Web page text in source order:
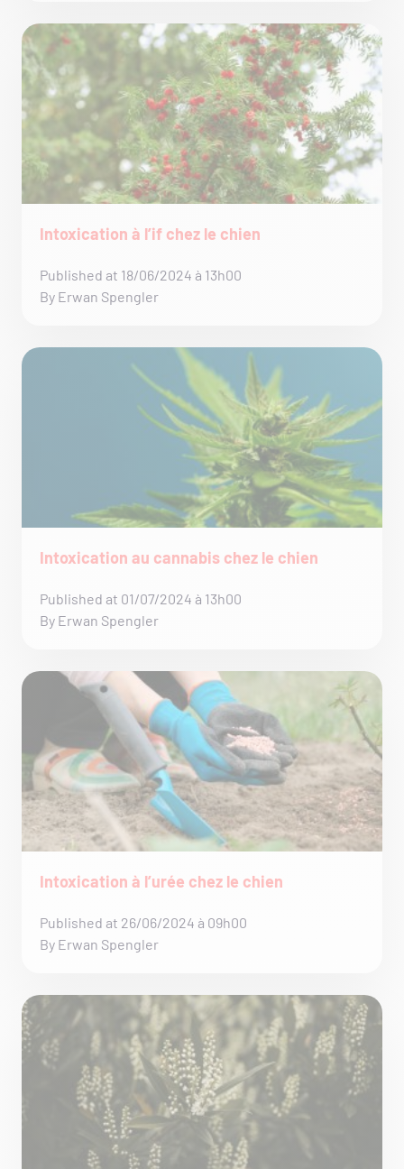
Intoxication à l’if chez le chien
Published at 18/06/2024 à 13h00
By Erwan Spengler
Intoxication au cannabis chez le chien
Published at 01/07/2024 à 13h00
By Erwan Spengler
Intoxication à l’urée chez le chien
Published at 26/06/2024 à 09h00
By Erwan Spengler